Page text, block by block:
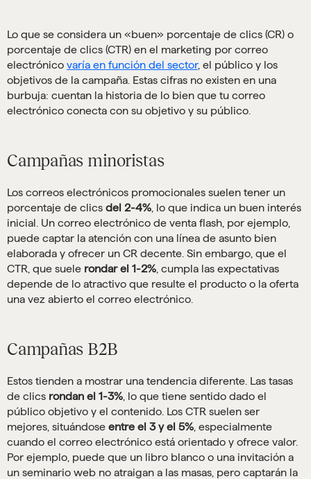
Lo que se considera un «buen» porcentaje de clics (CR) o
porcentaje de clics (CTR) en el marketing por correo
electrónico varía en función del sector, el público y los
objetivos de la campaña. Estas cifras no existen en una
burbuja: cuentan la historia de lo bien que tu correo
electrónico conecta con su objetivo y su público.
Campañas minoristas
Los correos electrónicos promocionales suelen tener un
porcentaje de clics del 2-4% , lo que indica un buen interés
inicial. Un correo electrónico de venta flash, por ejemplo,
puede captar la atención con una línea de asunto bien
elaborada y ofrecer un CR decente. Sin embargo, que el
CTR, que suele rondar el 1-2% , cumpla las expectativas
depende de lo atractivo que resulte el producto o la oferta
una vez abierto el correo electrónico.
Campañas B2B
Estos tienden a mostrar una tendencia diferente. Las tasas
de clics rondan el 1-3% , lo que tiene sentido dado el
público objetivo y el contenido. Los CTR suelen ser
mejores, situándose entre el 3 y el 5% , especialmente
cuando el correo electrónico está orientado y ofrece valor.
Por ejemplo, puede que un libro blanco o una invitación a
un seminario web no atraigan a las masas, pero captarán la